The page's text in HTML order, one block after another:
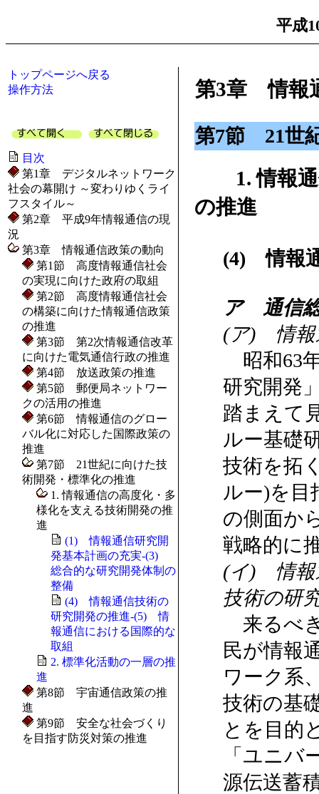
平成
トップページへ戻る
操作方法
目次
第1章 デジタルネットワーク
社会の幕開け ～変わりゆくライ
フスタイル～
第2章 平成9年情報通信の現
況
第3章 情報通信政策の動向
第1節 高度情報通信社会
の実現に向けた政府の取組
第2節 高度情報通信社会
の構築に向けた情報通信政策
の推進
第3節 第2次情報通信改革
に向けた電気通信行政の推進
第4節 放送政策の推進
第5節 郵便局ネットワー
クの活用の推進
第6節 情報通信のグロー
バル化に対応した国際政策の
推進
第7節 21世紀に向けた技
術開発・標準化の推進
1. 情報通信の高度化・多
様化を支える技術開発の推
進
(1) 情報通信研究開
発基本計画の充実-(3)
総合的な研究開発体制の
整備
(4) 情報通信技術の
研究開発の推進-(5) 情
報通信における国際的な
取組
2. 標準化活動の一層の推
進
第8節 宇宙通信政策の推
進
第9節 安全な社会づくり
を目指す防災対策の推進
第3章 情報
第7節 21世
1. 情報通
の推進
(4) 情報
ア 通信
(ア) 情報
昭和63
研究開発
踏まえて
ルー基礎
技術を拓
ルー)を目
の側面か
戦略的に
(イ) 情報
技術の研
来るべ
民が情報
ワーク系
技術の基
とを目的
「ユニバ
源伝送蓄